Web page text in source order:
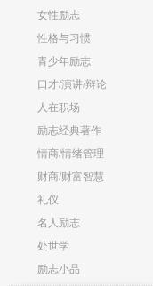
女性励志
性格与习惯
青少年励志
口才/演讲/辩论
人在职场
励志经典著作
情商/情绪管理
财商/财富智慧
礼仪
名人励志
处世学
励志小品